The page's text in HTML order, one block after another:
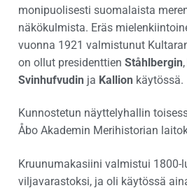
monipuolisesti suomalaista
näkökulmista. Eräs
vuonna 1921 valmistunut
on ollut presidenttien Ståhlbergin,
Svinhufvudin ja Kallion käytössä.
Kunnostetun näyttelyhallin
Åbo Akademin Merihistorian
Kruunumakasiini valmistui 1800-
viljavarastoksi, ja oli käytössä